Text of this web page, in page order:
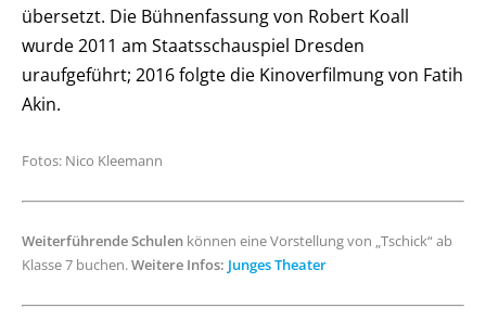
übersetzt. Die Bühnenfassung von Robert Koall
wurde 2011 am Staatsschauspiel Dresden
uraufgeführt; 2016 folgte die Kinoverfilmung von Fatih
Akin.
Fotos: Nico Kleemann
Weiterführende Schulen können eine Vorstellung von „Tschick“ ab
Klasse 7 buchen.Weitere Infos: Junges Theater